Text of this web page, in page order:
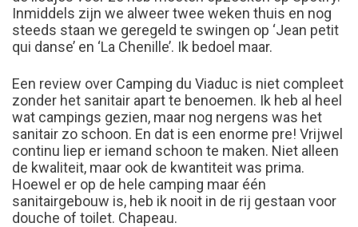
Inmiddels zijn we alweer twee weken thuis en nog
steeds staan we geregeld te swingen op ‘Jean petit
qui danse’ en ‘La Chenille’. Ik bedoel maar.
Een review over Camping du Viaduc is niet compleet
zonder het sanitair apart te benoemen. Ik heb al heel
wat campings gezien, maar nog nergens was het
sanitair zo schoon. En dat is een enorme pre! Vrijwel
continu liep er iemand schoon te maken. Niet alleen
de kwaliteit, maar ook de kwantiteit was prima.
Hoewel er op de hele camping maar één
sanitairgebouw is, heb ik nooit in de rij gestaan voor
douche of toilet. Chapeau.